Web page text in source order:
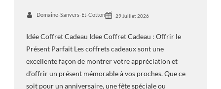
Domaine-Sanvers-Et-Cotton 29 Juillet 2026
Idée Coffret Cadeau Idee Coffret Cadeau : Offrir le
Présent Parfait Les coffrets cadeaux sont une
excellente façon de montrer votre appréciation et
d’offrir un présent mémorable à vos proches. Que ce
soit pour un anniversaire, une fête spéciale ou